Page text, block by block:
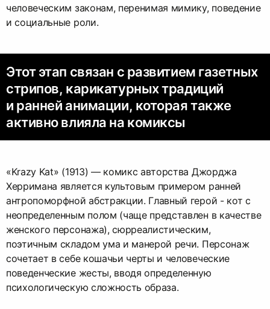
человеческим законам, перенимая мимику, поведение
и социальные роли.
Этот этап связан с развитием газетных
стрипов, карикатурных традиций
и ранней анимации, которая также
активно влияла на комиксы
«Krazy Kat» (1913) — комикс авторства Джорджа
Херримана является культовым примером ранней
антропоморфной абстракции. Главный герой - кот с
неопределенным полом (чаще представлен в качестве
женского персонажа), сюрреалистическим,
поэтичным складом ума и манерой речи. Персонаж
сочетает в себе кошачьи черты и человеческие
поведенческие жесты, вводя определенную
психологическую сложность образа.